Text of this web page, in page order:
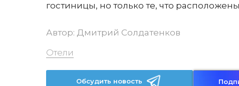
гостиницы, но только те, что
Автор: Дмитрий Солдатенков
Отели
Обсудить новость